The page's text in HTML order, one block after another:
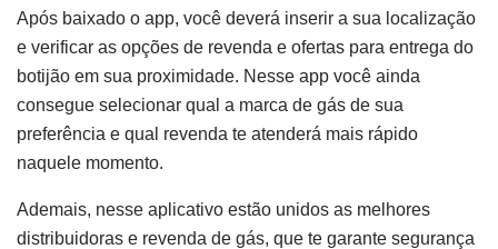
Após baixado o app, você deverá inserir a sua localização
e verificar as opções de revenda e ofertas para entrega do
botijão em sua proximidade. Nesse app você ainda
consegue selecionar qual a marca de gás de sua
preferência e qual revenda te atenderá mais rápido
naquele momento.
Ademais, nesse aplicativo estão unidos as melhores
distribuidoras e revenda de gás, que te garante segurança